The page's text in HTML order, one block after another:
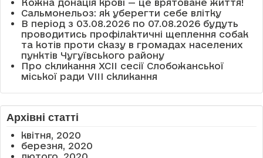
Кожна донація крові — це врятоване життя!
Сальмонельоз: як уберегти себе влітку
В період з 03.08.2026 по 07.08.2026 будуть
проводитись профілактичні щеплення собак
та котів проти сказу в громадах населених
пунктів Чугуївського району
Про скликання XCII сесії Слобожанської
міської ради VIII скликання
Архівні статті
квітня, 2020
березня, 2020